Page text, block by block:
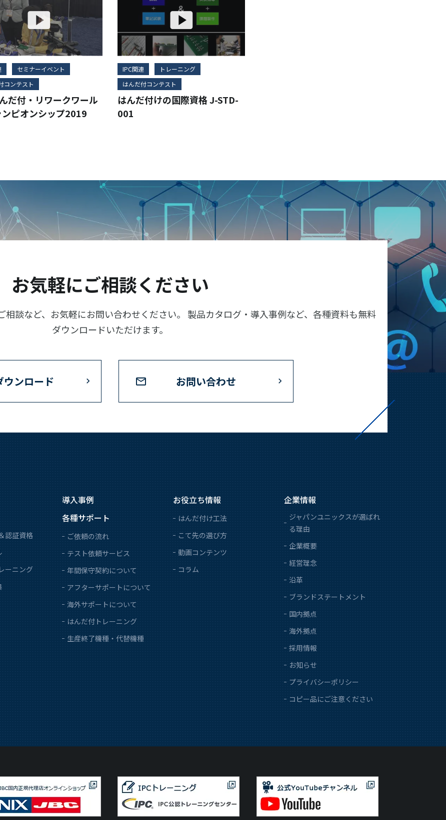
セミナーイベント
コンテスト
だ付・リワークワール
ンピオンシップ2019
IPC関連
トレーニング
はんだ付コンテスト
はんだ付けの国際資格 J-STD-
001
お気軽にご相談ください
相談など、お気軽にお問い合わせください。 製品カタログ・導入事例など、各種資料も無料
ダウンロードいただけます。
ウンロード お問い合わせ
認証資格
ーニング
導入事例
各種サポート
ご依頼の流れ
テスト依頼サービス
年間保守契約について
アフターサポートについて
海外サポートについて
はんだ付トレーニング
生産終了機種・代替機種
お役立ち情報
はんだ付け工法
こて先の選び方
動画コンテンツ
コラム
企業情報
ジャパンユニックスが選ばれ
る理由
企業概要
経営理念
沿革
ブランドステートメント
国内拠点
海外拠点
採用情報
お知らせ
プライバシーポリシー
コピー品にご注意ください